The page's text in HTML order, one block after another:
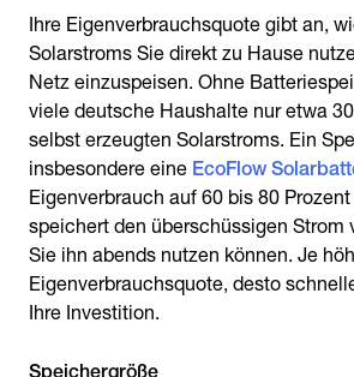
Ihre Eigenverbrauchsquote gibt an,
Solarstroms Sie direkt zu Hause
Netz einzuspeisen. Ohne
viele deutsche Haushalte nur etwa
selbst erzeugten Solarstroms. Ein
insbesondere eine EcoFlow
Eigenverbrauch auf 60 bis 80
speichert den überschüssigen Strom
Sie ihn abends nutzen können. Je
Eigenverbrauchsquote, desto
Ihre Investition.
Speichergröße